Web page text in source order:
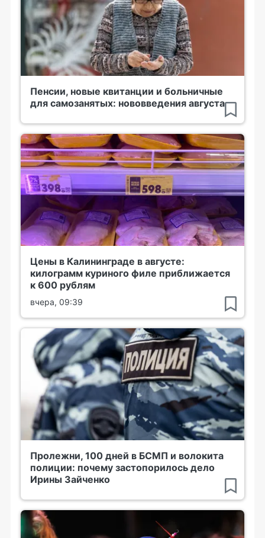
Пенсии, новые квитанции и больничные
для самозанятых: нововведения августа
Цены в Калининграде в августе:
килограмм куриного филе приближается
к 600 рублям
вчера, 09:39
Пролежни, 100 дней в БСМП и волокита
полиции: почему застопорилось дело
Ирины Зайченко